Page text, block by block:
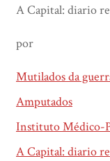
A Capital: diario
por
Mutilados da
Amputados
Instituto Médico-
A Capital: diario